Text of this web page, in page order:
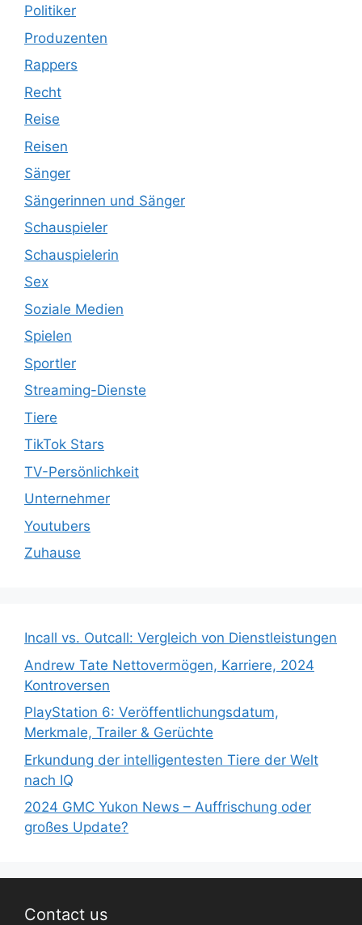
Politiker
Produzenten
Rappers
Recht
Reise
Reisen
Sänger
Sängerinnen und Sänger
Schauspieler
Schauspielerin
Sex
Soziale Medien
Spielen
Sportler
Streaming-Dienste
Tiere
TikTok Stars
TV-Persönlichkeit
Unternehmer
Youtubers
Zuhause
Incall vs. Outcall: Vergleich von Dienstleistungen
Andrew Tate Nettovermögen, Karriere, 2024
Kontroversen
PlayStation 6: Veröffentlichungsdatum,
Merkmale, Trailer & Gerüchte
Erkundung der intelligentesten Tiere der Welt
nach IQ
2024 GMC Yukon News – Auffrischung oder
großes Update?
Contact us